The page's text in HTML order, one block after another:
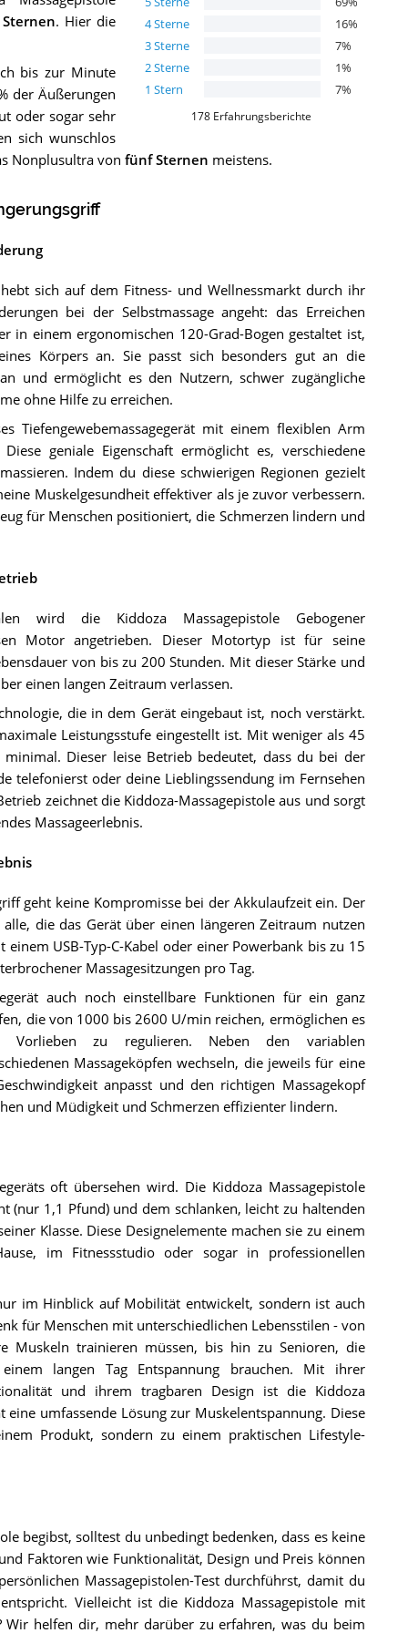
4Sterne 16%
3Sterne 7%
2Sterne 1%
1 Stern 7%
178 Erfahrungsberichte
. Hier die
bis zur Minute
der Äußerungen
oder sogar sehr
sich wunschlos
Nonplusultra von fünf Sternen meistens.
sich auf dem Fitness- und Wellnessmarkt durch ihr
bei der Selbstmassage angeht: das Erreichen
in einem ergonomischen 120-Grad-Bogen gestaltet ist,
Körpers an. Sie passt sich besonders gut an die
und ermöglicht es den Nutzern, schwer zugängliche
ohne Hilfe zu erreichen.
Tiefengewebemassagegerät mit einem flexiblen Arm
geniale Eigenschaft ermöglicht es, verschiedene
Indem du diese schwierigen Regionen gezielt
Muskelgesundheit effektiver als je zuvor verbessern.
für Menschen positioniert, die Schmerzen lindern und
wird die Kiddoza Massagepistole Gebogener
Motor angetrieben. Dieser Motortyp ist für seine
von bis zu 200 Stunden. Mit dieser Stärke und
einen langen Zeitraum verlassen.
die in dem Gerät eingebaut ist, noch verstärkt.
Leistungsstufe eingestellt ist. Mit weniger als 45
Dieser leise Betrieb bedeutet, dass du bei der
telefonierst oder deine Lieblingssendung im Fernsehen
zeichnet die Kiddoza-Massagepistole aus und sorgt
Massageerlebnis.
geht keine Kompromisse bei der Akkulaufzeit ein. Der
die das Gerät über einen längeren Zeitraum nutzen
USB-Typ-C-Kabel oder einer Powerbank bis zu 15
Massagesitzungen pro Tag.
auch noch einstellbare Funktionen für ein ganz
die von 1000 bis 2600 U/min reichen, ermöglichen es
zu regulieren. Neben den variablen
Massageköpfen wechseln, die jeweils für eine
anpasst und den richtigen Massagekopf
und Müdigkeit und Schmerzen effizienter lindern.
oft übersehen wird. Die Kiddoza Massagepistole
(nur 1,1 Pfund) und dem schlanken, leicht zu haltenden
Klasse. Diese Designelemente machen sie zu einem
im Fitnessstudio oder sogar in professionellen
im Hinblick auf Mobilität entwickelt, sondern ist auch
für Menschen mit unterschiedlichen Lebensstilen - von
Muskeln trainieren müssen, bis hin zu Senioren, die
langen Tag Entspannung brauchen. Mit ihrer
und ihrem tragbaren Design ist die Kiddoza
umfassende Lösung zur Muskelentspannung. Diese
Produkt, sondern zu einem praktischen Lifestyle-
begibst, solltest du unbedingt bedenken, dass es keine
Faktoren wie Funktionalität, Design und Preis können
Massagepistolen-Test durchführst, damit du
Vielleicht ist die Kiddoza Massagepistole mit
Wir helfen dir, mehr darüber zu erfahren, was du beim